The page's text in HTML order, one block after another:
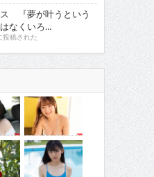
『夢が叶うという
なくいろ...
稿された